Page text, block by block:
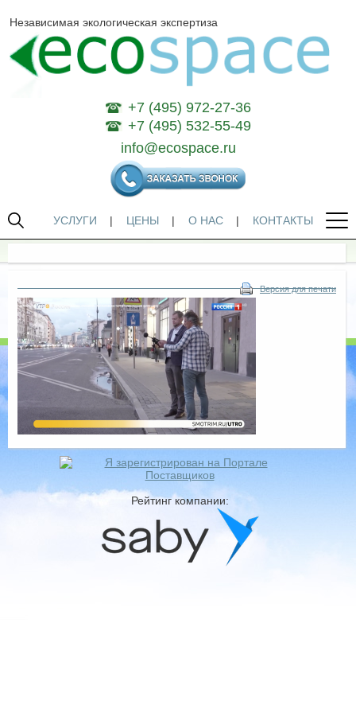
Независимая экологическая экспертиза
+7 (495) 972-27-36
+7 (495) 532-55-49
info@ecospace.ru
УСЛУГИ | ЦЕНЫ | О НАС | КОНТАКТЫ
Версия для печати
Рейтинг компании: